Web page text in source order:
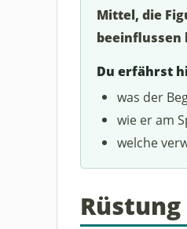
Mittel, die
beeinflussen
Du erfährst
was der
wie er am
welche
Rüstung